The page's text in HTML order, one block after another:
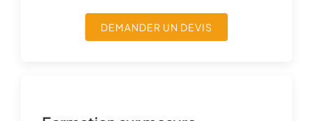
DEMANDER UN DEVIS